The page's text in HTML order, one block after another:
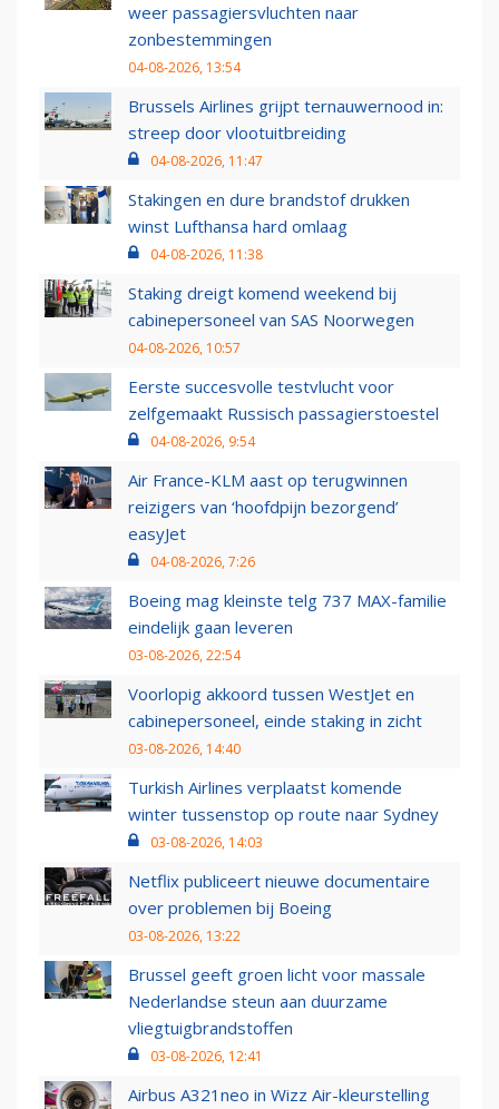
weer passagiersvluchten naar
zonbestemmingen
04-08-2026, 13:54
Brussels Airlines grijpt ternauwernood in:
streep door vlootuitbreiding
04-08-2026, 11:47
Stakingen en dure brandstof drukken
winst Lufthansa hard omlaag
04-08-2026, 11:38
Staking dreigt komend weekend bij
cabinepersoneel van SAS Noorwegen
04-08-2026, 10:57
Eerste succesvolle testvlucht voor
zelfgemaakt Russisch passagierstoestel
04-08-2026, 9:54
Air France-KLM aast op terugwinnen
reizigers van ‘hoofdpijn bezorgend’
easyJet
04-08-2026, 7:26
Boeing mag kleinste telg 737 MAX-familie
eindelijk gaan leveren
03-08-2026, 22:54
Voorlopig akkoord tussen WestJet en
cabinepersoneel, einde staking in zicht
03-08-2026, 14:40
Turkish Airlines verplaatst komende
winter tussenstop op route naar Sydney
03-08-2026, 14:03
Netflix publiceert nieuwe documentaire
over problemen bij Boeing
03-08-2026, 13:22
Brussel geeft groen licht voor massale
Nederlandse steun aan duurzame
vliegtuigbrandstoffen
03-08-2026, 12:41
Airbus A321neo in Wizz Air-kleurstelling